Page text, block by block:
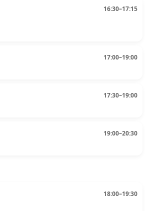
16:30–17:15
17:00–19:00
17:30–19:00
19:00–20:30
18:00–19:30